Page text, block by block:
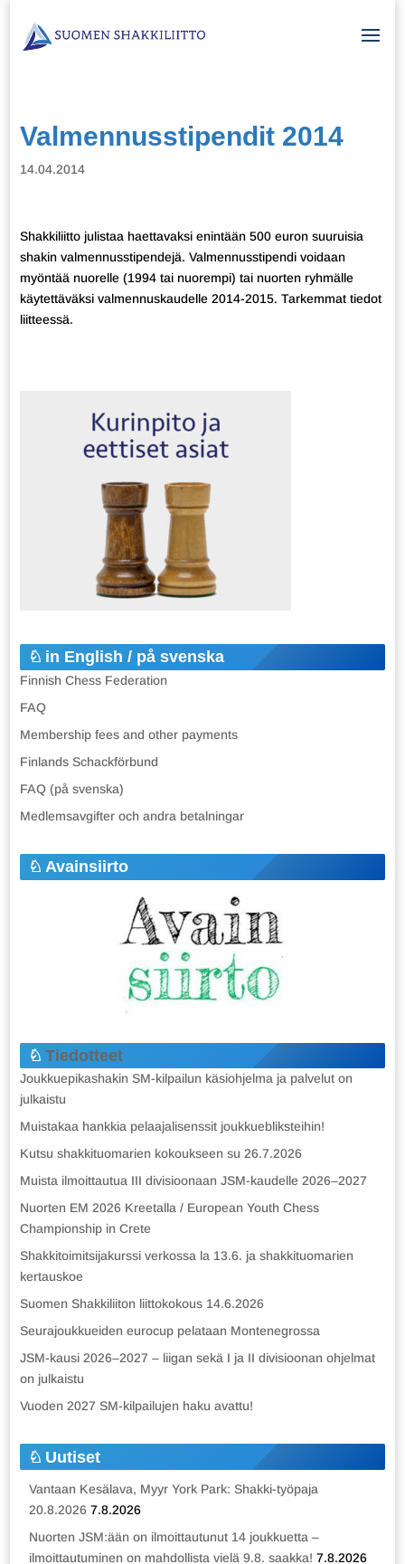
Valmennusstipendit 2014
14.04.2014
Shakkiliitto julistaa haettavaksi enintään 500 euron suuruisia
shakin valmennusstipendejä. Valmennusstipendi voidaan
myöntää nuorelle (1994 tai nuorempi) tai nuorten ryhmälle
käytettäväksi valmennuskaudelle 2014-2015. Tarkemmat tiedot
liitteessä.
in English / på svenska
Finnish Chess Federation
FAQ
Membership fees and other payments
Finlands Schackförbund
FAQ (på svenska)
Medlemsavgifter och andra betalningar
Avainsiirto
Tiedotteet
Joukkuepikashakin SM-kilpailun käsiohjelma ja palvelut on
julkaistu
Muistakaa hankkia pelaajalisenssit joukkuebliksteihin!
Kutsu shakkituomarien kokoukseen su 26.7.2026
Muista ilmoittautua III divisioonaan JSM-kaudelle 2026–2027
Nuorten EM 2026 Kreetalla / European Youth Chess
Championship in Crete
Shakkitoimitsijakurssi verkossa la 13.6. ja shakkituomarien
kertauskoe
Suomen Shakkiliiton liittokokous 14.6.2026
Seurajoukkueiden eurocup pelataan Montenegrossa
JSM-kausi 2026–2027 – liigan sekä I ja II divisioonan ohjelmat
on julkaistu
Vuoden 2027 SM-kilpailujen haku avattu!
Uutiset
Vantaan Kesälava, Myyr York Park: Shakki-työpaja
20.8.2026 7.8.2026
Nuorten JSM:ään on ilmoittautunut 14 joukkuetta –
ilmoittautuminen on mahdollista vielä 9.8. saakka! 7.8.2026